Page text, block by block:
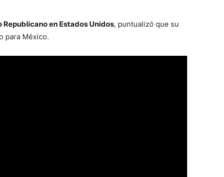
Republicano en Estados Unidos, puntualizó que su
para México.